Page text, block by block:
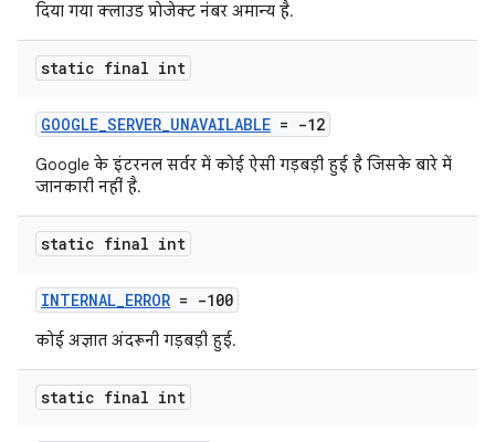
दिया गया क्लाउड प्रोजेक्ट नंबर अमान्य है.
static final int
GOOGLE_SERVER_UNAVAILABLE = -12
Google के इंटरनल सर्वर में कोई ऐसी गड़बड़ी हुई है जिसके बारे में
जानकारी नहीं है.
static final int
INTERNAL_ERROR = -100
कोई अज्ञात अंदरूनी गड़बड़ी हुई.
static final int